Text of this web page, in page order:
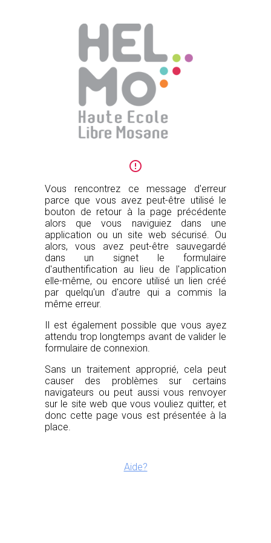

Vous rencontrez ce message d'erreur
parce que vous avez peut-être utilisé le
bouton de retour à la page précédente
alors que vous naviguiez dans une
application ou un site web sécurisé. Ou
alors, vous avez peut-être sauvegardé
dans un signet le formulaire
d'authentification au lieu de l'application
elle-même, ou encore utilisé un lien créé
par quelqu'un d'autre qui a commis la
même erreur.
Il est également possible que vous ayez
attendu trop longtemps avant de valider le
formulaire de connexion.
Sans un traitement approprié, cela peut
causer des problèmes sur certains
navigateurs ou peut aussi vous renvoyer
sur le site web que vous vouliez quitter, et
donc cette page vous est présentée à la
place.
Aide?